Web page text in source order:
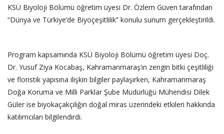
KSÜ Biyoloji Bölümü öğretim üyesi Dr. Özlem Güven tarafından
“Dünya ve Türkiye’de Biyoçeşitlilik” konulu sunum gerçekleştirildi.
Program kapsamında KSÜ Biyoloji Bölümü öğretim üyesi Doç.
Dr. Yusuf Ziya Kocabaş, Kahramanmaraş’ın zengin bitki çeşitliliği
ve floristik yapısına ilişkin bilgiler paylaşırken, Kahramanmaraş
Doğa Koruma ve Milli Parklar Şube Müdürlüğü Mühendisi Dilek
Güler ise biyokaçakçılığın doğal miras üzerindeki etkileri hakkında
katılımcıları bilgilendirdi.